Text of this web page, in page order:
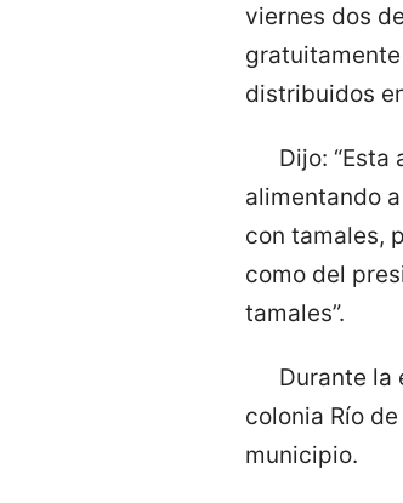
viernes dos
distribuidos
Dijo:
alimentando
con tamales,
como del
tamales”.
Durante la
colonia Río
municipio.